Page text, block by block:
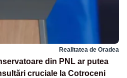
Realitatea de Oradea
din PNL ar putea
cruciale la Cotroceni